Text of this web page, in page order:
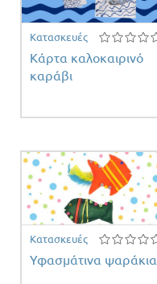
Κατασκευές
Κάρτα καλοκαιρινό
καράβι
Κατασκευές
Υφασμάτινα ψαράκια